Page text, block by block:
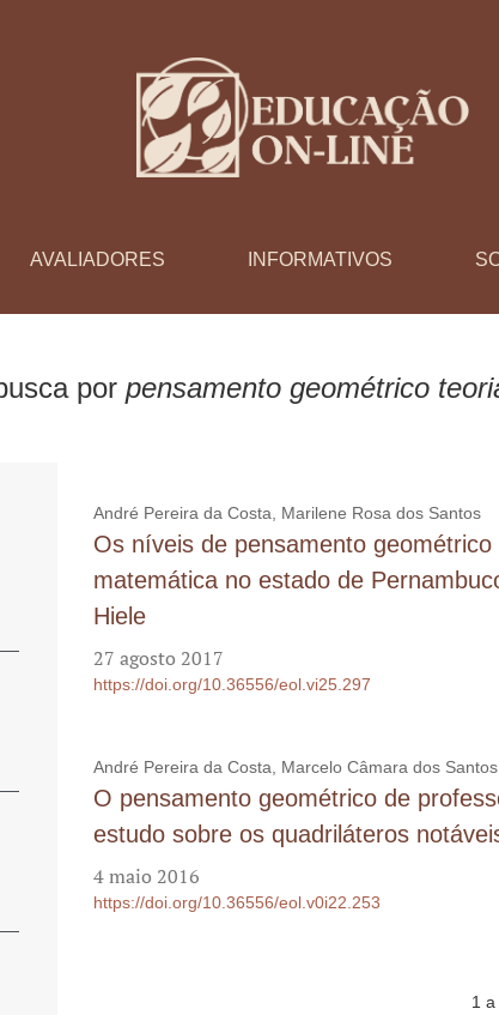
AVALIADORES INFORMATIVOS
por pensamento geométrico
André Pereira da Costa, Marilene Rosa dos Santos
Os níveis de pensamento
matemática no estado de
Hiele
27 agosto 2017
https://doi.org/10.36556/eol.vi25.297
André Pereira da Costa, Marcelo Câmara dos Santos
O pensamento geométrico de
estudo sobre os quadriláteros
4 maio 2016
https://doi.org/10.36556/eol.v0i22.253
1